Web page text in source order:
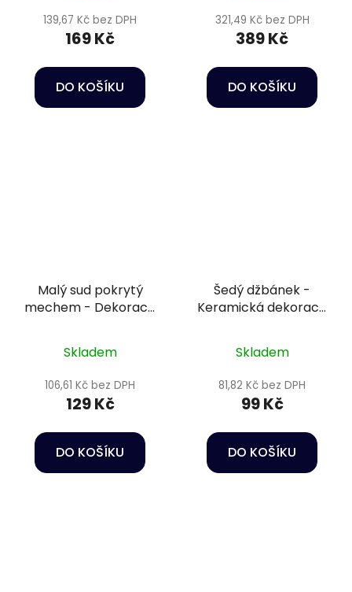
139,67 Kč bez DPH
169 Kč
DO KOŠÍKU
321,49 Kč bez DPH
389 Kč
DO KOŠÍKU
Malý sud pokrytý
mechem - Dekorace
Skladem
106,61 Kč bez DPH
129 Kč
DO KOŠÍKU
Šedý džbánek -
Keramická dekorace
Skladem
81,82 Kč bez DPH
99 Kč
DO KOŠÍKU